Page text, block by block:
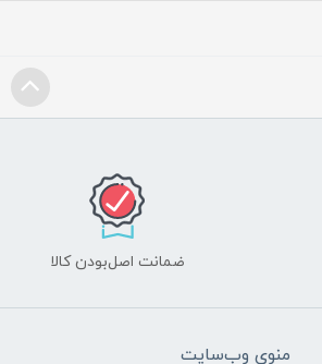
ضمانت اصل‌بودن کالا
منوی وب‌سایت